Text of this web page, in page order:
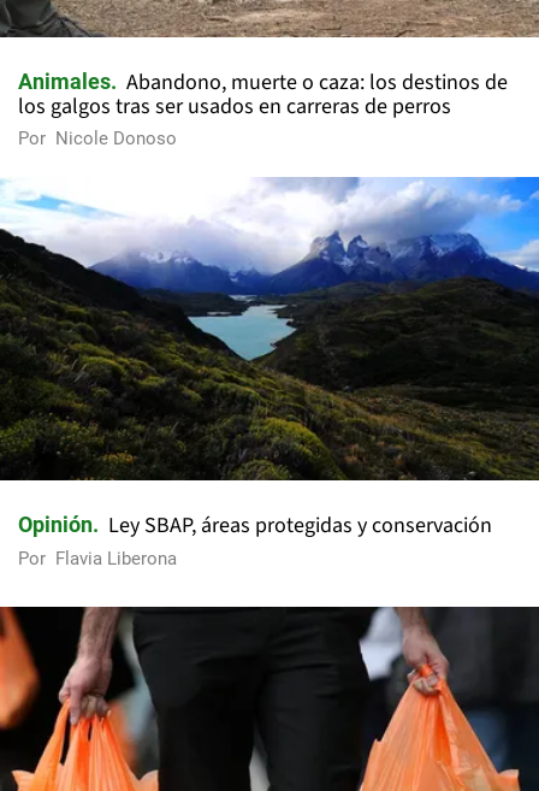
Animales
Abandono, muerte o caza: los destinos de
los galgos tras ser usados en carreras de perros
Por Nicole Donoso
Opinión Ley SBAP, áreas protegidas y conservación
Por Flavia Liberona